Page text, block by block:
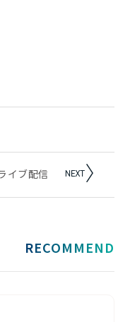
イブ配信
RECOMMEND